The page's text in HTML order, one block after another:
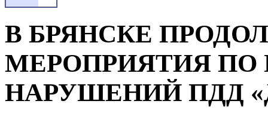
В БРЯНСКЕ
МЕРОПРИЯТИЯ
НАРУШЕНИЙ ПДД